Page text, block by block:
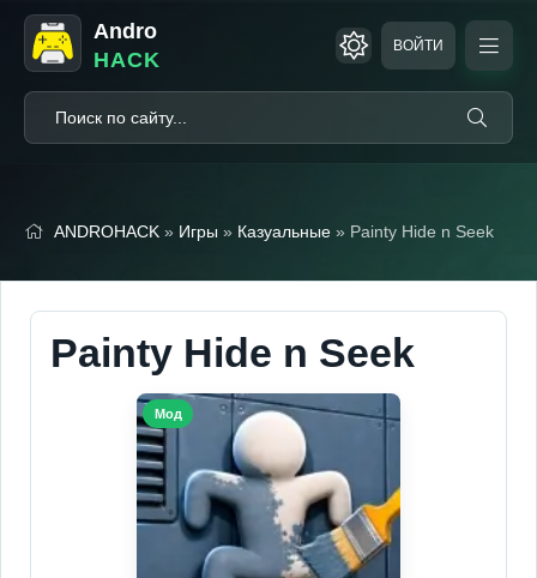
Andro
HACK
ВОЙТИ
ANDROHACK » Игры » Казуальные » Painty Hide n Seek
Painty Hide n Seek
Мод